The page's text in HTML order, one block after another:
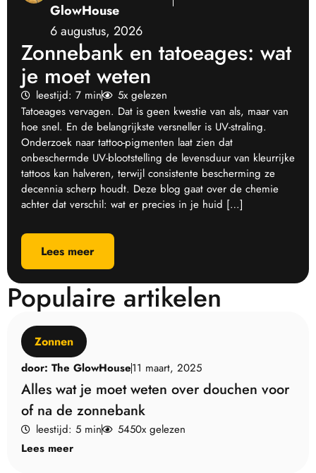
GlowHouse
6 augustus, 2026
Zonnebank en tatoeages: wat
je moet weten
leestijd: 7 min
5x gelezen
Tatoeages vervagen. Dat is geen kwestie van als, maar van
hoe snel. En de belangrijkste versneller is UV-straling.
Onderzoek naar tattoo-pigmenten laat zien dat
onbeschermde UV-blootstelling de levensduur van kleurrijke
tattoos kan halveren, terwijl consistente bescherming ze
decennia scherp houdt. Deze blog gaat over de chemie
achter dat verschil: wat er precies in je huid […]
Lees meer
Populaire artikelen
Zonnen
door: The GlowHouse11 maart, 2025
Alles wat je moet weten over douchen voor
of na de zonnebank
leestijd: 5 min
5450x gelezen
Lees meer